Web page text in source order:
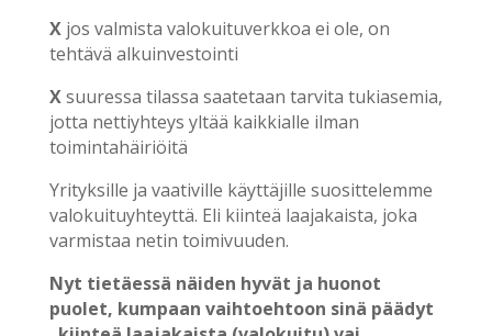
Xjos valmista valokuituverkkoa ei ole, on
tehtävä alkuinvestointi
Xsuuressa tilassa saatetaan tarvita tukiasemia,
jotta nettiyhteys yltää kaikkialle ilman
toimintahäiriöitä
Yrityksille ja vaativille käyttäjille suosittelemme
valokuituyhteyttä. Eli kiinteä laajakaista, joka
varmistaa netin toimivuuden.
Nyt tietäessä näiden hyvät ja huonot
puolet, kumpaan vaihtoehtoon sinä päädyt